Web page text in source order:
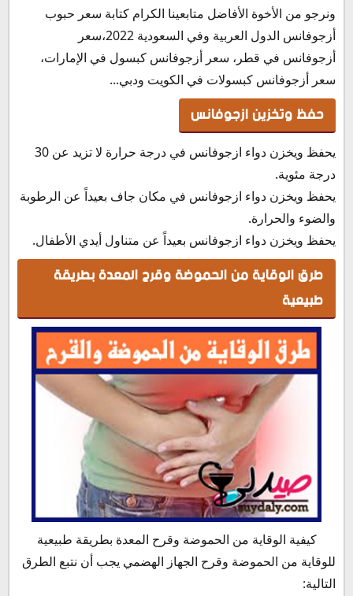
ونرجو من الأخوة الأفاضل متابعينا الكرام كتابة سعر حبوب
أزجوفانس الدول العربية وفي السعودية 2022،سعر
أزجوفانس في قطر، سعر أزجوفانس كبسول في الإمارات،
سعر أزجوفانس كبسولات في الكويت ودبي...
حفظ وتخزين ازجوفانس
يحفظ ويخزن دواء ازجوفانس في درجة حرارة لا تزيد عن 30
درجة مئوية.
يحفظ ويخزن دواء ازجوفانس في مكان جاف بعيداً عن الرطوبة
والضوء والحرارة.
يحفظ ويخزن دواء ازجوفانس بعيداً عن متناول أيدي الأطفال.
طرق الوقاية من الحموضة وقرح المعدة بطريقة
طبيعية
كيفية الوقاية من الحموضة وقرح المعدة بطريقة طبيعية
للوقاية من الحموضة وقرح الجهاز الهضمي يجب أن نتبع الطرق
التالية: